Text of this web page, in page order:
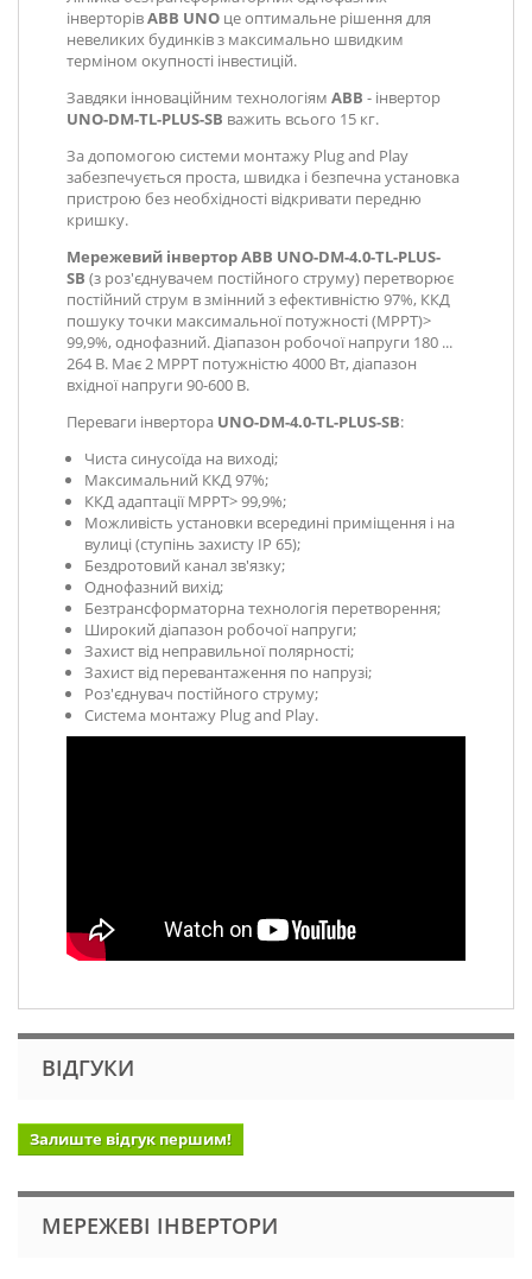
інверторівABB UNO це оптимальне рішення для
невеликих будинків з максимально швидким
терміном окупності інвестицій.
Завдяки інноваційним технологіям АВВ - інвертор
UNO-DM-TL-PLUS-SB важить всього 15 кг.
За допомогою системи монтажу Plug and Play
забезпечується проста, швидка і безпечна установка
пристрою без необхідності відкривати передню
кришку.
Мережевий інвертор ABB UNO-DM-4.0-TL-PLUS-
SB (з роз'єднувачем постійного струму) перетворює
постійний струм в змінний з ефективністю 97%, ККД
пошуку точки максимальної потужності (MPPT)>
99,9%, однофазний. Діапазон робочої напруги 180 ...
264 В. Має 2 MPPT потужністю 4000 Вт, діапазон
вхідної напруги 90-600 В.
Переваги інвертора UNO-DM-4.0-TL-PLUS-SB:
Чиста синусоїда на виході;
Максимальний ККД 97%;
ККД адаптації MPPТ> 99,9%;
Можливість установки всередині приміщення і на
вулиці (ступінь захисту IP 65);
Бездротовий канал зв'язку;
Однофазний вихід;
Безтрансформаторна технологія перетворення;
Широкий діапазон робочої напруги;
Захист від неправильної полярності;
Захист від перевантаження по напрузі;
Роз'єднувач постійного струму;
Система монтажу Plug and Play.
ВІДГУКИ
Залиште відгук першим!
МЕРЕЖЕВІ ІНВЕРТОРИ